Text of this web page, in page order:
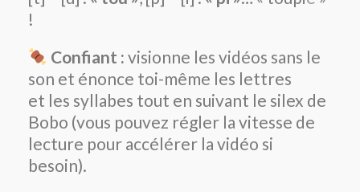
!
Confiant : visionne les vidéos sans le
son et énonce toi-même les lettres
et les syllabes tout en suivant le silex de
Bobo (vous pouvez régler la vitesse de
lecture pour accélérer la vidéo si
besoin).